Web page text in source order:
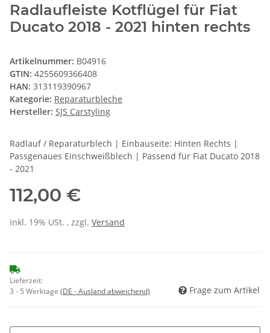
Radlaufleiste Kotflügel für Fiat
Ducato 2018 - 2021 hinten rechts
Artikelnummer: B04916
GTIN: 4255609366408
HAN: 313119390967
Kategorie: Reparaturbleche
Hersteller: SJS Carstyling
Radlauf / Reparaturblech | Einbauseite: Hinten Rechts |
Passgenaues Einschweißblech | Passend für Fiat Ducato 2018
- 2021
112,00 €
inkl. 19% USt. , zzgl. Versand
Lieferzeit:
3 - 5 Werktage (DE - Ausland abweichend) Frage zum Artikel